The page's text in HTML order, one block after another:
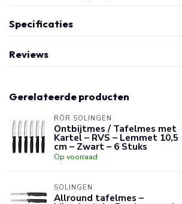
Specificaties
Reviews
Gerelateerde producten
RÖR SOLINGEN
Ontbijtmes / Tafelmes met
Kartel – RVS – Lemmet 10,5
cm – Zwart – 6 Stuks
Op voorraad
SOLINGEN
Allround tafelmes –